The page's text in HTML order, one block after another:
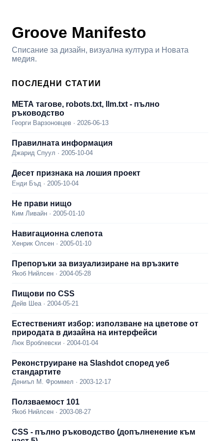
Groove Manifesto
Списание за дизайн, визуална култура и Новата
медия.
ПОСЛЕДНИ СТАТИИ
МЕТА тагове, robots.txt, llm.txt - пълно
ръководство
Георги Варзоновцев · 2026-06-13
Правилната информация
Джарид Спуул · 2005-10-04
Десет признака на лошия проект
Енди Бъд · 2005-10-04
Не прави нищо
Ким Ливайн · 2005-01-10
Навигационна слепота
Хенрик Олсен · 2005-01-10
Препоръки за визуализиране на връзките
Якоб Нийлсен · 2004-05-28
Пищови по CSS
Дейв Шеа · 2004-05-21
Естественият избор: използване на цветове от
природата в дизайна на интерфейси
Люк Вроблевски · 2004-01-04
Реконструиране на Slashdot според уеб
стандартите
Дениъл М. Фроммел · 2003-12-17
Ползваемост 101
Якоб Нийлсен · 2003-08-27
CSS - пълно ръководство (допълненение към